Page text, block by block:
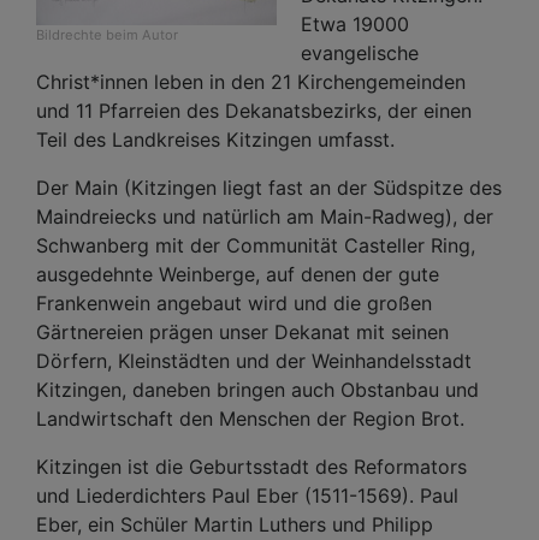
Bildrechte beim Autor
Etwa 19000
evangelische
Christ*innen leben in den 21 Kirchengemeinden
und 11 Pfarreien des Dekanatsbezirks, der einen
Teil des Landkreises Kitzingen umfasst.
Der Main (Kitzingen liegt fast an der Südspitze des
Maindreiecks und natürlich am Main-Radweg), der
Schwanberg mit der Communität Casteller Ring,
ausgedehnte Weinberge, auf denen der gute
Frankenwein angebaut wird und die großen
Gärtnereien prägen unser Dekanat mit seinen
Dörfern, Kleinstädten und der Weinhandelsstadt
Kitzingen, daneben bringen auch Obstanbau und
Landwirtschaft den Menschen der Region Brot.
Kitzingen ist die Geburtsstadt des Reformators
und Liederdichters Paul Eber (1511-1569). Paul
Eber, ein Schüler Martin Luthers und Philipp